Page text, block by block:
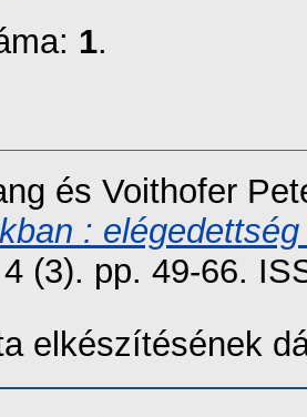
1.
és Voithofer
:
(3). pp. 49-66.
elkészítésének